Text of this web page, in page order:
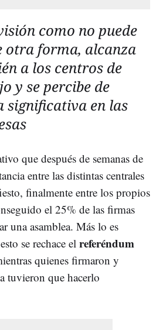
como no puede
otra forma, alcanza
a los centros de
y se percibe de
significativa en las
que después de semanas de
entre las distintas centrales
finalmente entre los propios
el 25% de las firmas
una asamblea. Más lo es
se rechace el referéndum
quienes firmaron y
tuvieron que hacerlo